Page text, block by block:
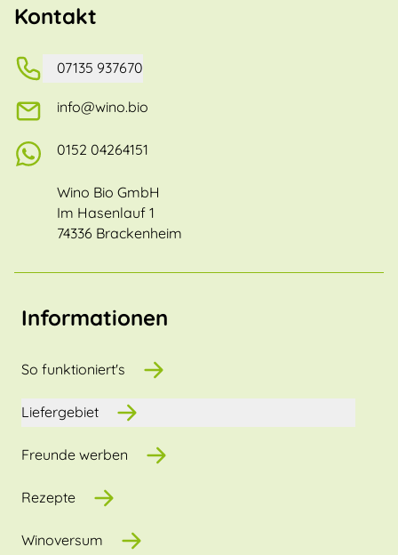
Kontakt
07135 937670
info@wino.bio
0152 04264151
Wino Bio GmbH
Im Hasenlauf 1
74336 Brackenheim
Informationen
So funktioniert's
Liefergebiet
Freunde werben
Rezepte
Winoversum